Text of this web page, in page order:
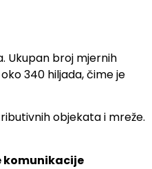
Ukupan broj mjernih
340 hiljada, čime je
objekata i mreže.
komunikacije